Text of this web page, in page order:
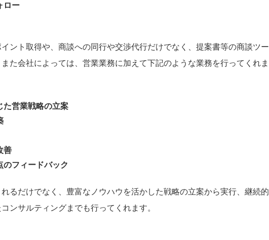
ロー
ント取得や、商談への同行や交渉代行だけでなく、提案書等の商談ツー
た会社によっては、営業業務に加えて下記のような業務を行ってくれま
た営業戦略の立案
善
のフィードバック
るだけでなく、豊富なノウハウを活かした戦略の立案から実行、継続的
ンサルティングまでも行ってくれます。